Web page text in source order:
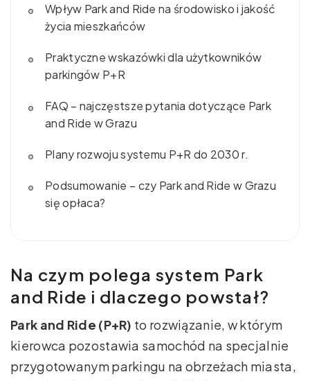
Wpływ Park and Ride na środowisko i jakość
życia mieszkańców
Praktyczne wskazówki dla użytkowników
parkingów P+R
FAQ – najczęstsze pytania dotyczące Park
and Ride w Grazu
Plany rozwoju systemu P+R do 2030 r.
Podsumowanie – czy Park and Ride w Grazu
się opłaca?
Na czym polega system Park
and Ride i dlaczego powstał?
Park and Ride (P+R) to rozwiązanie, w którym
kierowca pozostawia samochód na specjalnie
przygotowanym parkingu na obrzeżach miasta,